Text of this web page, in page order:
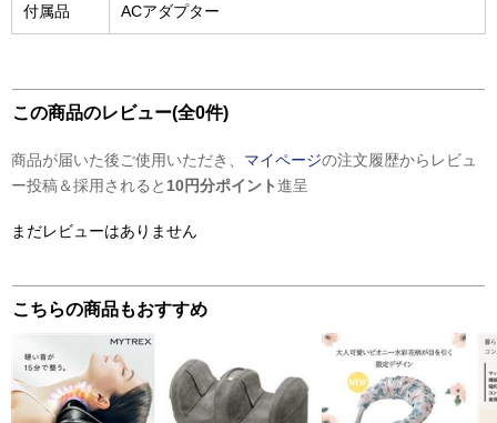
付属品 ACアダプター
この商品のレビュー(全0件)
商品が届いた後ご使用いただき、 マイページの注文履歴からレビュ
ー投稿＆採用されると 10円分ポイント進呈
まだレビューはありません
こちらの商品もおすすめ